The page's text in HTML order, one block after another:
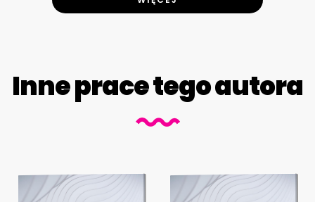
Inne prace tego autora